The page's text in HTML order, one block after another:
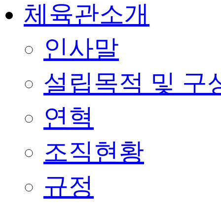
체육관소개
인사말
설립목적 및 구
연혁
조직현황
규정